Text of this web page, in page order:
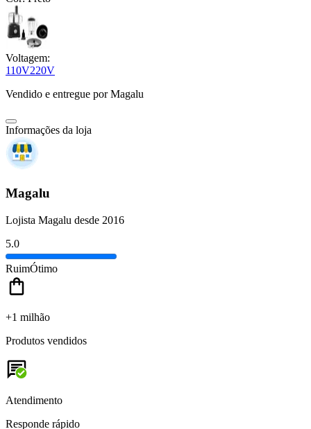
Voltagem:
110V220V
Vendido e entregue por Magalu
Informações da loja
Magalu
Lojista Magalu desde 2016
5.0
RuimÓtimo
+1 milhão
Produtos vendidos
Atendimento
Responde rápido